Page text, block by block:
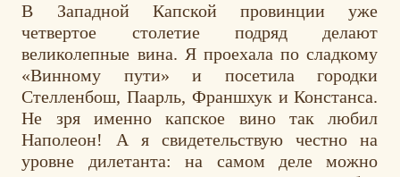
В Западной Капской провинции уже
четвертое столетие подряд делают
великолепные вина. Я проехала по сладкому
«Винному пути» и посетила городки
Стелленбош, Паарль, Франшхук и Констанса.
Не зря именно капское вино так любил
Наполеон! А я свидетельствую честно на
уровне дилетанта: на самом деле можно